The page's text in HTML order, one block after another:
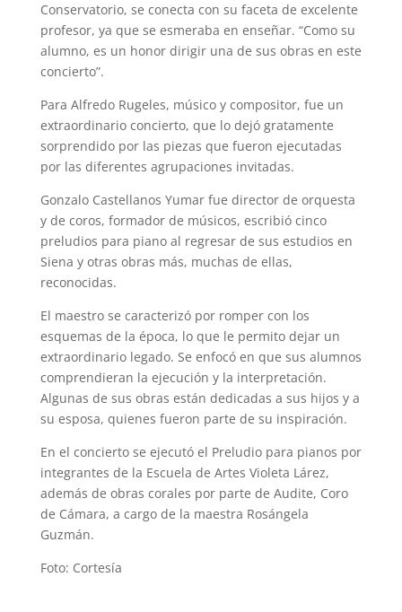
Conservatorio, se conecta con su faceta de excelente
profesor, ya que se esmeraba en enseñar. “Como su
alumno, es un honor dirigir una de sus obras en este
concierto”.
Para Alfredo Rugeles, músico y compositor, fue un
extraordinario concierto, que lo dejó gratamente
sorprendido por las piezas que fueron ejecutadas
por las diferentes agrupaciones invitadas.
Gonzalo Castellanos Yumar fue director de orquesta
y de coros, formador de músicos, escribió cinco
preludios para piano al regresar de sus estudios en
Siena y otras obras más, muchas de ellas,
reconocidas.
El maestro se caracterizó por romper con los
esquemas de la época, lo que le permito dejar un
extraordinario legado. Se enfocó en que sus alumnos
comprendieran la ejecución y la interpretación.
Algunas de sus obras están dedicadas a sus hijos y a
su esposa, quienes fueron parte de su inspiración.
En el concierto se ejecutó el Preludio para pianos por
integrantes de la Escuela de Artes Violeta Lárez,
además de obras corales por parte de Audite, Coro
de Cámara, a cargo de la maestra Rosángela
Guzmán.
Foto: Cortesía